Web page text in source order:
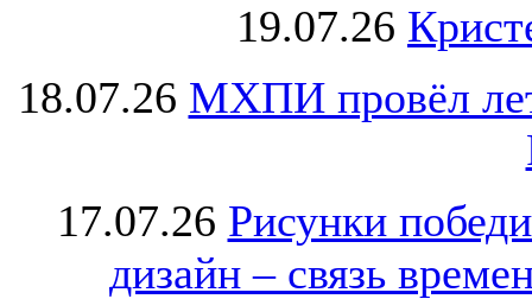
19.07.26
18.07.26 МХПИ провёл
17.07.26 Рисунки
дизайн – связь